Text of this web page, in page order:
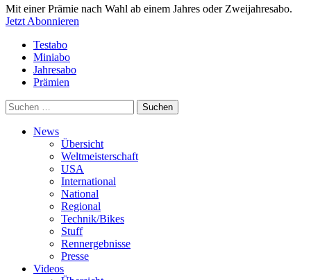
Mit einer Prämie nach Wahl ab einem Jahres oder Zweijahresabo.
Jetzt Abonnieren
Testabo
Miniabo
Jahresabo
Prämien
Suchen
nach:
News
Übersicht
Weltmeisterschaft
USA
International
National
Regional
Technik/Bikes
Stuff
Rennergebnisse
Presse
Videos